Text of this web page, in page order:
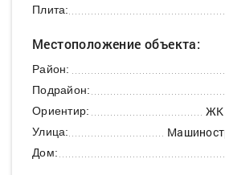
Плита:
Местоположение объекта:
Район:
Подрайон:
Ориентир: ЖК
Улица:
Дом: